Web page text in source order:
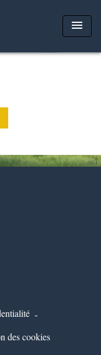
menu
-
des cookies